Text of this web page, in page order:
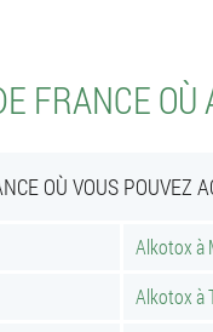
FRANCE OÙ
OÙ VOUS POUVEZ
Alkotox à
Alkotox à